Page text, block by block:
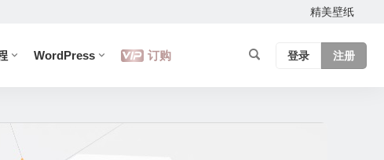
精美壁纸
WordPress 订购 登录 注册